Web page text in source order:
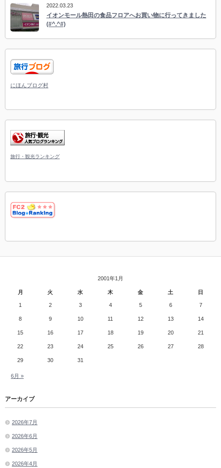
2022.03.23
イオンモール熱田の食品フロアへお買い物に行ってきました
(#^.^#)
にほんブログ村
旅行・観光ランキング
2001年1月
月 火 水 木 金 土 日
1 2 3 4 5 6 7
8 9 10 11 12 13 14
15 16 17 18 19 20 21
22 23 24 25 26 27 28
29 30 31
6月 »
アーカイブ
2026年7月
2026年6月
2026年5月
2026年4月